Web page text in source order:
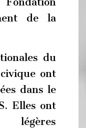
de la
du
ont
dans le
Elles ont